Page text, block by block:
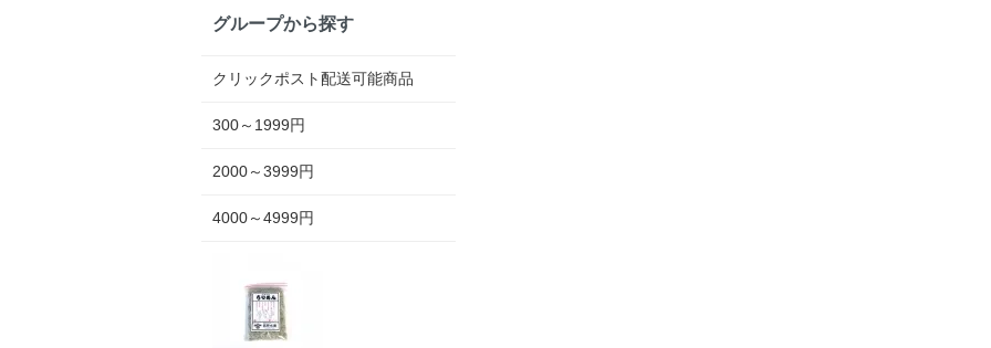
グループから探す
クリックポスト配送可能商品
300～1999円
2000～3999円
4000～4999円